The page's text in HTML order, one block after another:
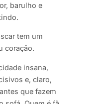
barulho e
tem um
coração.
insana,
e, claro,
que fazem